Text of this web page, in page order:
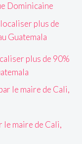
Dominicaine
plus de 90%
le maire de Cali,